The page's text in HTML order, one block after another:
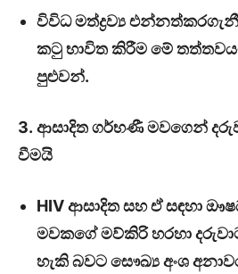
විවිධ මත්ද්‍රව්‍ය
කටු භාවිත කිරීම මේ
පුළුවන්.
3. ආසාදිත ගර්භණී මවගෙන්
වීමයි
HIV ආසාදිත සහ ඒ සඳහා
මවකගේ මව්කිරි හරහා
හැකි බවට සෞඛ්‍ය අංශ